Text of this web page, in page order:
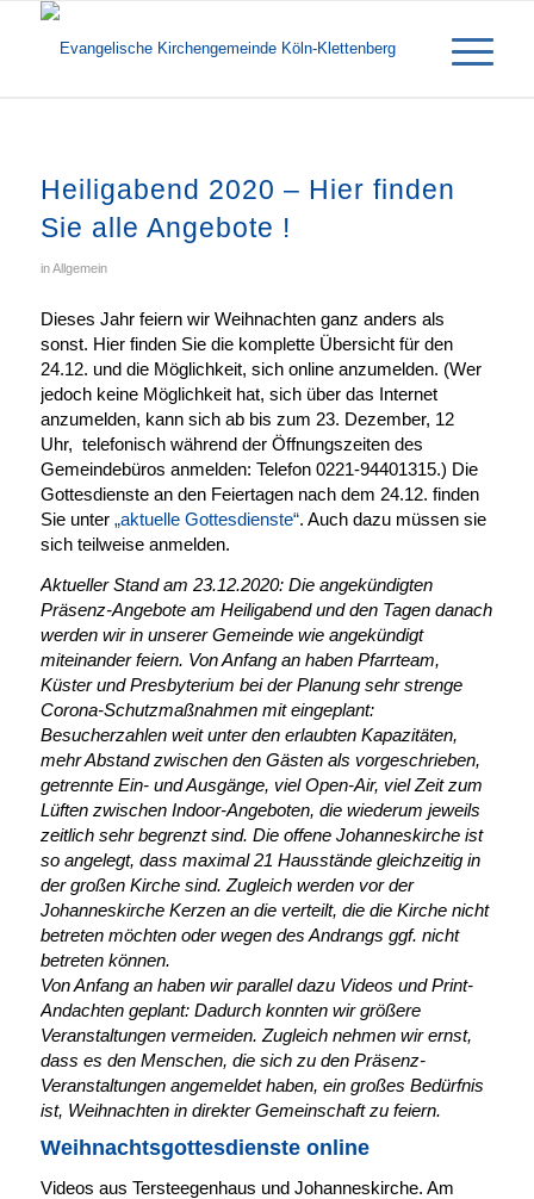
Heiligabend 2020 – Hier finden
Sie alle Angebote !
inAllgemein
Dieses Jahr feiern wir Weihnachten ganz anders als
sonst. Hier finden Sie die komplette Übersicht für den
24.12. und die Möglichkeit, sich online anzumelden. (Wer
jedoch keine Möglichkeit hat, sich über das Internet
anzumelden, kann sich ab bis zum 23. Dezember, 12
Uhr, telefonisch während der Öffnungszeiten des
Gemeindebüros anmelden: Telefon 0221-94401315.) Die
Gottesdienste an den Feiertagen nach dem 24.12. finden
Sie unter „aktuelle Gottesdienste“. Auch dazu müssen sie
sich teilweise anmelden.
Aktueller Stand am 23.12.2020: Die angekündigten
Präsenz-Angebote am Heiligabend und den Tagen danach
werden wir in unserer Gemeinde wie angekündigt
miteinander feiern. Von Anfang an haben Pfarrteam,
Küster und Presbyterium bei der Planung sehr strenge
Corona-Schutzmaßnahmen mit eingeplant:
Besucherzahlen weit unter den erlaubten Kapazitäten,
mehr Abstand zwischen den Gästen als vorgeschrieben,
getrennte Ein- und Ausgänge, viel Open-Air, viel Zeit zum
Lüften zwischen Indoor-Angeboten, die wiederum jeweils
zeitlich sehr begrenzt sind. Die offene Johanneskirche ist
so angelegt, dass maximal 21 Hausstände gleichzeitig in
der großen Kirche sind. Zugleich werden vor der
Johanneskirche Kerzen an die verteilt, die die Kirche nicht
betreten möchten oder wegen des Andrangs ggf. nicht
betreten können.
Von Anfang an haben wir parallel dazu Videos und Print-
Andachten geplant: Dadurch konnten wir größere
Veranstaltungen vermeiden. Zugleich nehmen wir ernst,
dass es den Menschen, die sich zu den Präsenz-
Veranstaltungen angemeldet haben, ein großes Bedürfnis
ist, Weihnachten in direkter Gemeinschaft zu feiern.
Weihnachtsgottesdienste online
Videos aus Tersteegenhaus und Johanneskirche. Am